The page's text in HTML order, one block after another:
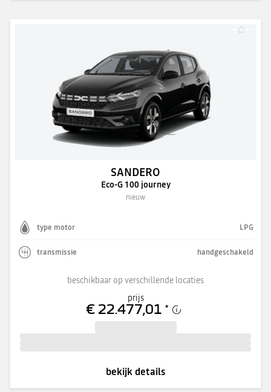
SANDERO
Eco-G 100 journey
nieuw
type motor LPG
transmissie handgeschakeld
beschikbaar op verschillende locaties
prijs
€ 22.477,01 *
bekijk details